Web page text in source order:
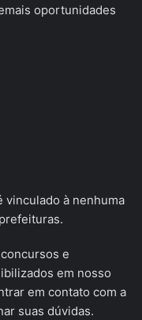
oportunidades
vinculado à nenhuma
e
em nosso
em contato com a
suas dúvidas.